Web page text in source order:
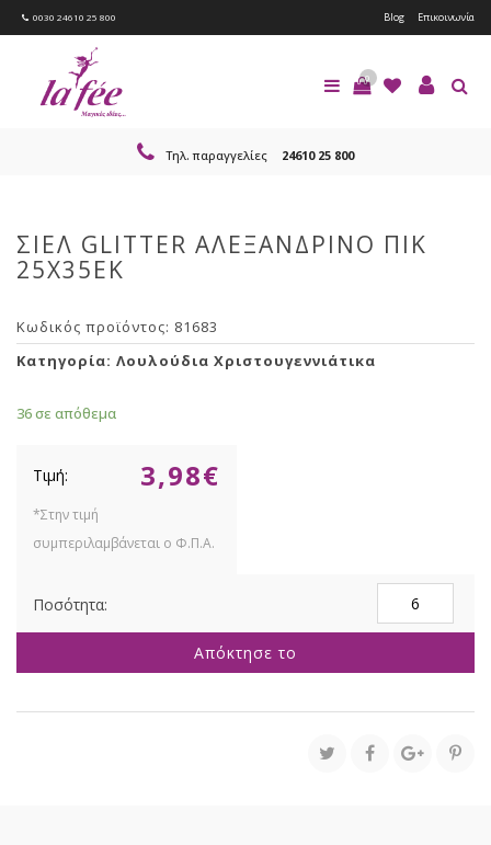
0030 24610 25 800 Blog Επικοινωνία
0
Τηλ. παραγγελίες 24610 25 800
ΣΙΕΛ GLITTER ΑΛΕΞΑΝΔΡΙΝΟ ΠΙΚ
25Χ35ΕΚ
Κωδικός προϊόντος: 81683
Κατηγορία: Λουλούδια Χριστουγεννιάτικα
36 σε απόθεμα
3,98€
GLITTER
ΑΛΕΞΑΝΔΡΙΝΟ
25Χ35ΕΚ
Απόκτησε το